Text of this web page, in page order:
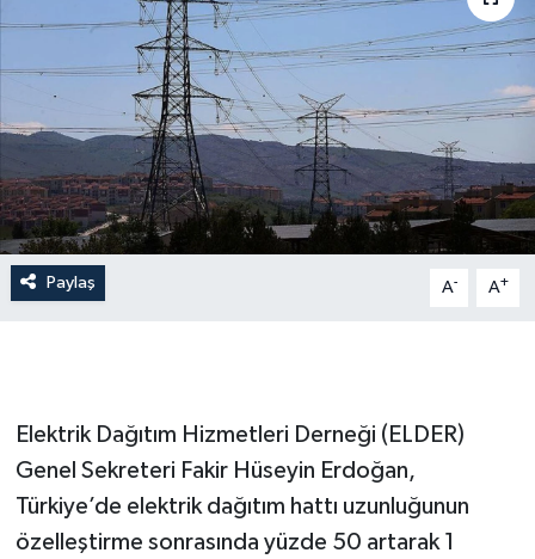
Paylaş A- A+
Elektrik Dağıtım Hizmetleri Derneği (ELDER)
Genel Sekreteri Fakir Hüseyin Erdoğan,
Türkiye’de elektrik dağıtım hattı uzunluğunun
özelleştirme sonrasında yüzde 50 artarak 1
Kültür Sanat
Magazin
Otomobil
Politika
Resmî ilanlar
Spor
Tarım ve Ekonomi